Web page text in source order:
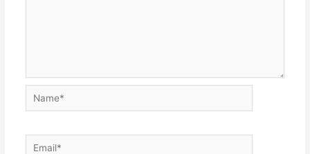
Name*
Email*